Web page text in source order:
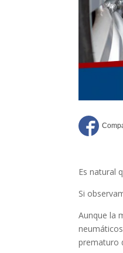
Es natural
Si
Aunque la
prematuro